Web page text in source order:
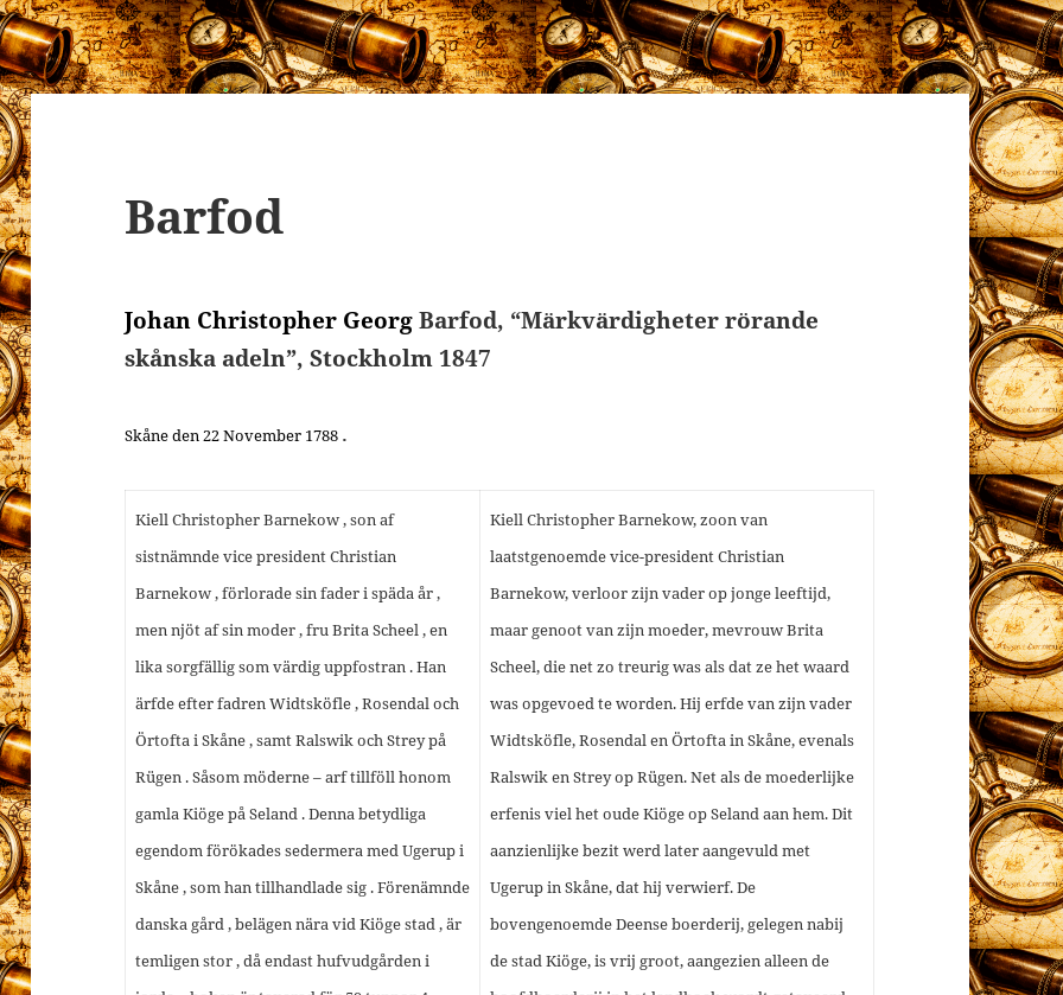
Barfod
Johan Christopher GeorgBarfod, “Märkvärdigheter rörande
skånska adeln”, Stockholm 1847
Skåne den 22 November 1788 .
Kiell Christopher Barnekow , son af
sistnämnde vice president Christian
Barnekow , förlorade sin fader i späda år ,
men njöt af sin moder , fru Brita Scheel , en
lika sorgfällig som värdig uppfostran . Han
ärfde efter fadren Widtsköfle , Rosendal och
Örtofta i Skåne , samt Ralswik och Strey på
Rügen . Såsom möderne – arf tillföll honom
gamla Kiöge på Seland . Denna betydliga
egendom förökades sedermera med Ugerup i
Skåne , som han tillhandlade sig . Förenämnde
danska gård , belägen nära vid Kiöge stad , är
temligen stor , då endast hufvudgården i
Kiell Christopher Barnekow, zoon van
laatstgenoemde vice-president Christian
Barnekow, verloor zijn vader op jonge leeftijd,
maar genoot van zijn moeder, mevrouw Brita
Scheel, die net zo treurig was als dat ze het waard
was opgevoed te worden. Hij erfde van zijn vader
Widtsköfle, Rosendal en Örtofta in Skåne, evenals
Ralswik en Strey op Rügen. Net als de moederlijke
erfenis viel het oude Kiöge op Seland aan hem. Dit
aanzienlijke bezit werd later aangevuld met
Ugerup in Skåne, dat hij verwierf. De
bovengenoemde Deense boerderij, gelegen nabij
de stad Kiöge, is vrij groot, aangezien alleen de